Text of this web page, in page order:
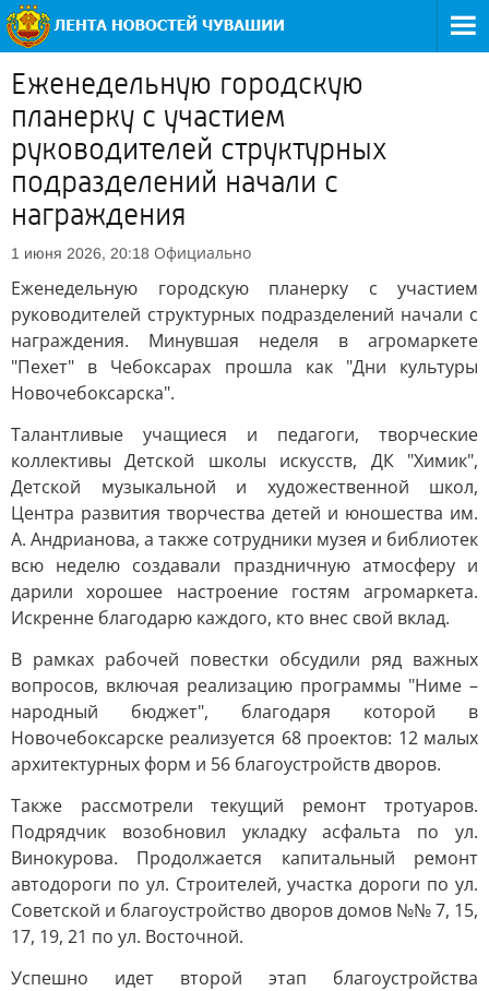
Еженедельную городскую
планерку с участием
руководителей структурных
подразделений начали с
награждения
1 июня 2026, 20:18 Официально
Еженедельную городскую планерку с участием
руководителей структурных подразделений начали с
награждения. Минувшая неделя в агромаркете
"Пехет" в Чебоксарах прошла как "Дни культуры
Новочебоксарска".
Талантливые учащиеся и педагоги, творческие
коллективы Детской школы искусств, ДК "Химик",
Детской музыкальной и художественной школ,
Центра развития творчества детей и юношества им.
А. Андрианова, а также сотрудники музея и библиотек
всю неделю создавали праздничную атмосферу и
дарили хорошее настроение гостям агромаркета.
Искренне благодарю каждого, кто внес свой вклад.
В рамках рабочей повестки обсудили ряд важных
вопросов, включая реализацию программы "Ниме –
народный бюджет", благодаря которой в
Новочебоксарске реализуется 68 проектов: 12 малых
архитектурных форм и 56 благоустройств дворов.
Также рассмотрели текущий ремонт тротуаров.
Подрядчик возобновил укладку асфальта по ул.
Винокурова. Продолжается капитальный ремонт
автодороги по ул. Строителей, участка дороги по ул.
Советской и благоустройство дворов домов №№ 7, 15,
17, 19, 21 по ул. Восточной.
Успешно идет второй этап благоустройства